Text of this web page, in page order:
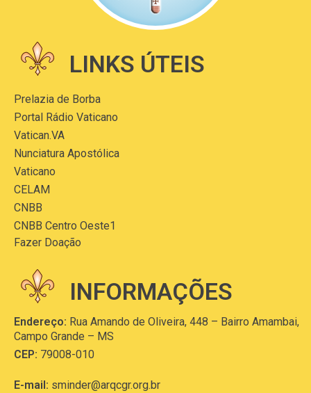
LINKS ÚTEIS
Prelazia de Borba
Portal Rádio Vaticano
Vatican.VA
Nunciatura Apostólica
Vaticano
CELAM
CNBB
CNBB Centro Oeste1
Fazer Doação
INFORMAÇÕES
Endereço: Rua Amando de Oliveira, 448 – Bairro Amambai,
Campo Grande – MS
CEP: 79008-010
E-mail: sminder@arqcgr.org.br